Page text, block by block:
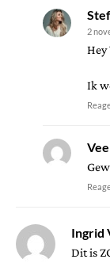
2
Hey
Ik
Ingrid
Dit is